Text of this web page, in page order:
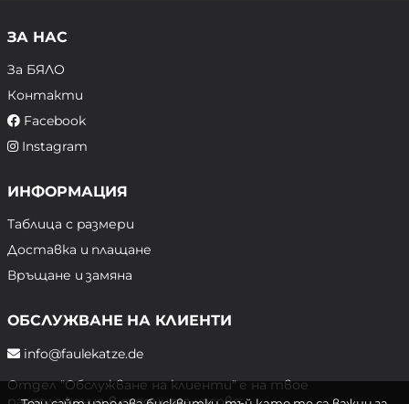
ЗА НАС
За БЯЛО
Контакти
Facebook
Instagram
ИНФОРМАЦИЯ
Таблица с размери
Доставка и плащане
Връщане и замяна
ОБСЛУЖВАНЕ НА КЛИЕНТИ
info@faulekatze.de
Отдел "Обслужване на клиенти" е на твое